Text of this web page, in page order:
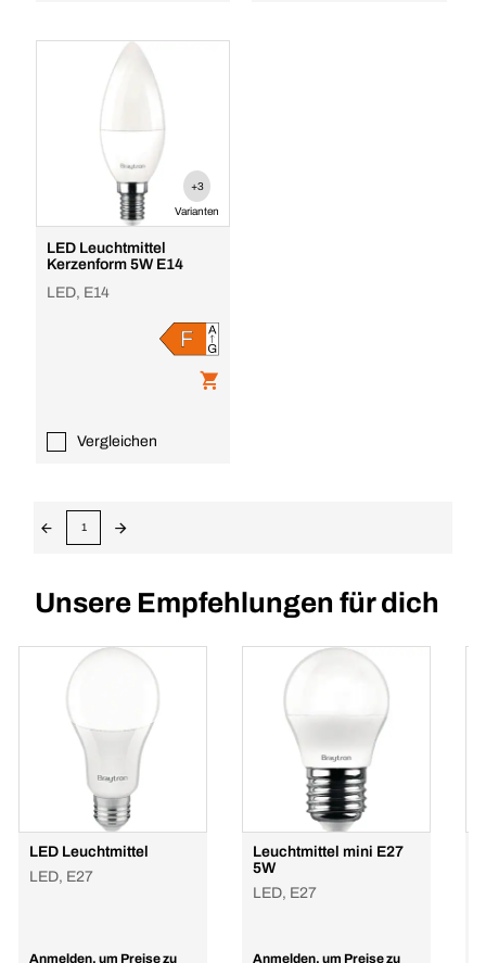
+3
Varianten
LED Leuchtmittel
Kerzenform 5W E14
LED, E14
Vergleichen
1
Unsere Empfehlungen für dich
LED Leuchtmittel
LED, E27
Anmelden, um Preise zu
Leuchtmittel mini E27
5W
LED, E27
Anmelden, um Preise zu